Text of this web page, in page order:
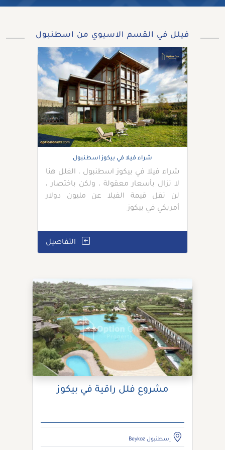
فيلل في القسم الاسيوي من اسطنبول
شراء فيلا في بيكوز اسطنبول
شراء فيلا في بيكوز اسطنبول ، الفلل هنا
لا تزال بأسعار معقولة ، ولكن باختصار ،
لن تقل قيمة الفيلا عن مليون دولار
أمريكي في بيكوز
التفاصيل
مشروع فلل راقية في بيكوز
إسطنبول Beykoz